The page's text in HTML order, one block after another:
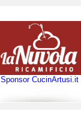
Sponsor CucinArtusi.it